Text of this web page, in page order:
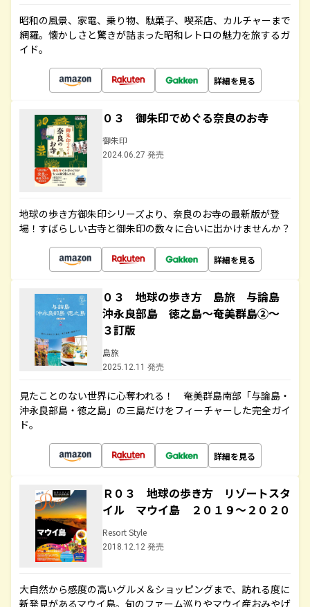
昭和の風景、家電、乗り物、駄菓子、喫茶店、カルチャーまで
網羅。懐かしさと驚きが詰まった昭和レトロの魅力を旅するガ
イド。
詳細を見る
０３ 御朱印でめぐる奈良のお寺
御朱印
2024.06.27 発売
地球の歩き方御朱印シリーズより、奈良のお寺の最新版が登
場！すばらしい古寺と御朱印の数々に合いに出かけませんか？
詳細を見る
０３ 地球の歩き方 島旅 与論島
沖永良部島 徳之島～奄美群島②～
３訂版
島旅
2025.12.11 発売
見たことのない世界に心奪われる！ 奄美群島南部「与論島・
沖永良部島・徳之島」の三島だけをフィーチャーした完全ガイ
ド。
詳細を見る
Ｒ０３ 地球の歩き方 リゾートスタ
イル マウイ島 ２０１９～２０２０
Resort Style
2018.12.12 発売
大自然から感度の高いグルメ＆ショッピングまで、訪れる度に
新発見があるマウイ島。旬のファーム巡りやマウイ産おみやげ